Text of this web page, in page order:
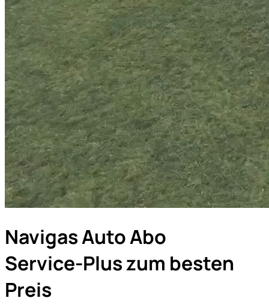
Navigas Auto Abo
Service-Plus zum besten
Preis